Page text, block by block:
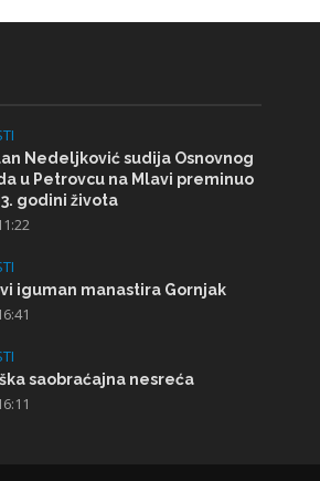
Nedeljković sudija Osnovnog
u Petrovcu na Mlavi preminuo
godini života
iguman manastira Gornjak
saobraćajna nesreća